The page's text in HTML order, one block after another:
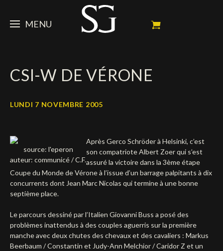
MENU
Portrait
ACTUALITÉ
Calendrier
Prochains concours
Résultats
Vidéos
Contacts médias
CHEVAUX
En souvenir de
Propriétaires
Partenaires officiels
FAN ZONE
Autographes
Social Newsroom
SHOP
Français
English
Deutsch
CSI-W DE VÉRONE
LUNDI 7 NOVEMBRE 2005
source: l'eperon
auteur: communicé / C.F.
Après Gerco Schröder à Helsinki, c’est
son compatriote Albert Zoer qui s’est
assuré la victoire dans la 3ème étape
Coupe du Monde de Vérone à l’issue d’un barrage palpitants à dix
concurrents dont Jean Marc Nicolas qui termine à une bonne
septième place.
Le parcours dessiné par l’Italien Giovanni Buss a posé des
problèmes inattendus à des couples aguerris sur la première
manche avec deux chutes des chevaux et des cavaliers : Markus
Beerbaum / Constantin et Judy-Ann Melchior / Caridor Z et un